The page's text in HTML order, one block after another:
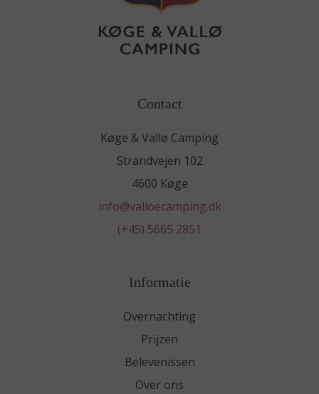
Contact
Køge & Vallø Camping
Strandvejen 102
4600 Køge
info@valloecamping.dk
(+45) 5665 2851
Informatie
Overnachting
Prijzen
Belevenissen
Over ons